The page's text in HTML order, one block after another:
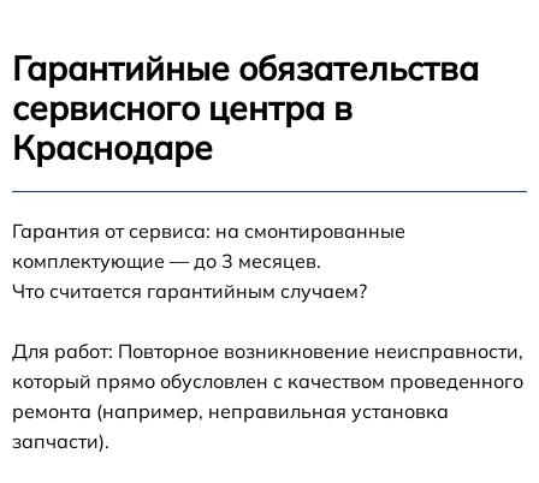
Гарантийные обязательства
сервисного центра в
Краснодаре
Гарантия от сервиса: на смонтированные
комплектующие — до 3 месяцев.
Что считается гарантийным случаем?
Для работ: Повторное возникновение неисправности,
который прямо обусловлен с качеством проведенного
ремонта (например, неправильная установка
запчасти).